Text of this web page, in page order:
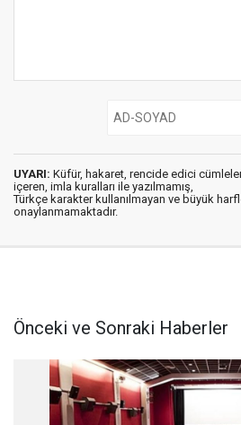
UYARI: Küfür, hakaret, rencide edici
içeren, imla kuralları ile yazılmamış,
Türkçe karakter kullanılmayan ve büyük
onaylanmamaktadır.
Önceki ve Sonraki Haberler